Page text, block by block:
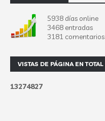
5938 días online
3468 entradas
3181 comentarios
VISTAS DE PÁGINA EN TOTAL
13274827